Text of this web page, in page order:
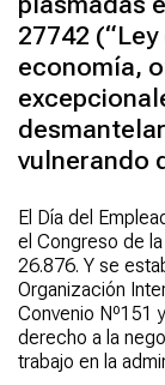
27742
economía,
vulnerando
El Día del
el Congreso de
26.876. Y se
Organización
Convenio Nº151
derecho a la
trabajo en la